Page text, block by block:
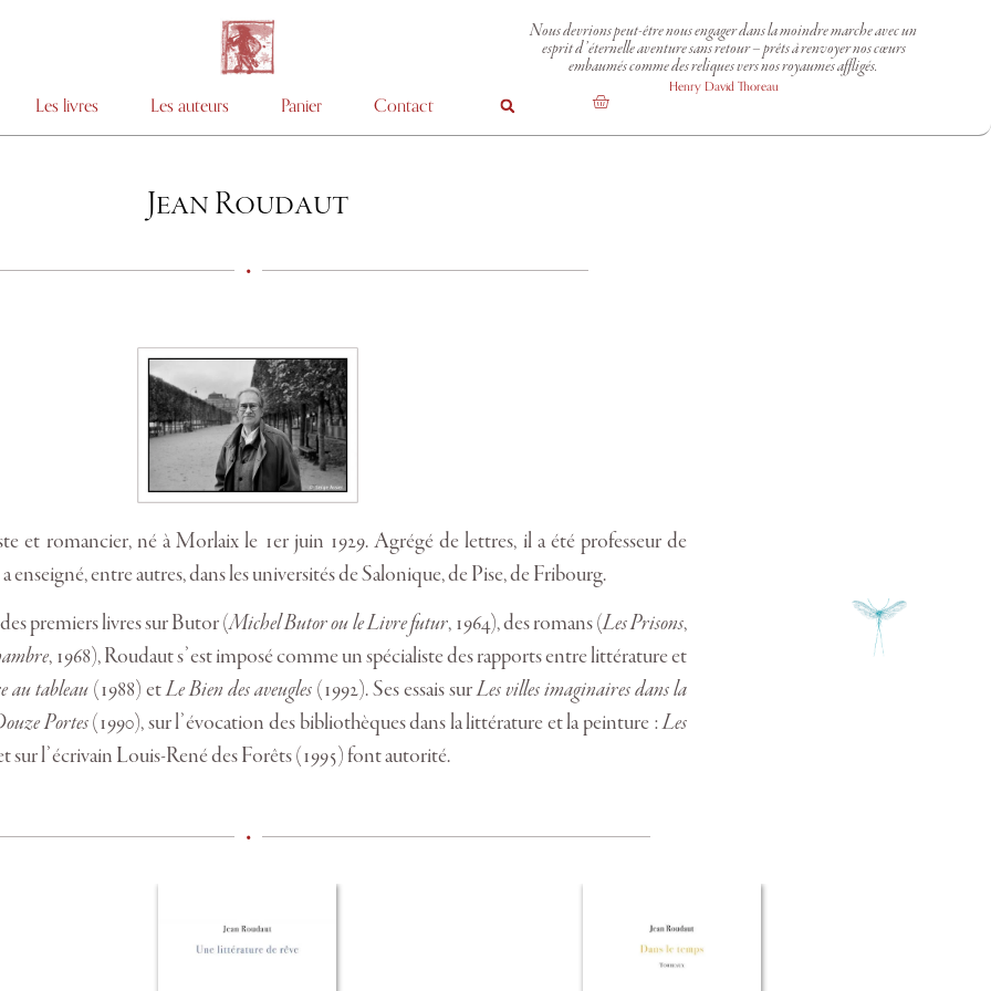
Nous devrions peut-être nous engager dans la moindre marche avec un
esprit d’éternelle aventure sans retour – prêts à renvoyer nos cœurs
embaumés comme des reliques vers nos royaumes affligés.
Henry David Thoreau
Les livres Les auteurs Panier Contact
Jean Roudaut
•
et romancier, né à Morlaix le 1er juin 1929. Agrégé de lettres, il a été professeur de
enseigné, entre autres, dans les universités de Salonique, de Pise, de Fribourg.
premiers livres sur Butor (Michel Butor ou le Livre futur, 1964), des romans (Les Prisons,
, 1968), Roudaut s’est imposé comme un spécialiste des rapports entre littérature et
au tableau(1988) etLe Bien des aveugles(1992). Ses essais surLes villes imaginaires dans la
Portes(1990), sur l’évocation des bibliothèques dans la littérature et la peinture :Les
sur l’écrivain Louis-René des Forêts (1995) font autorité.
•